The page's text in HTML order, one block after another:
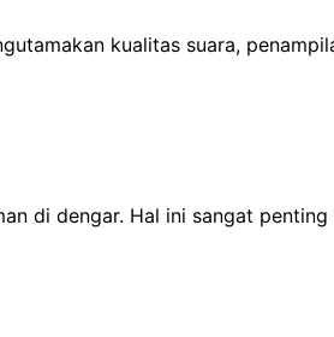
kualitas suara,
di dengar. Hal ini sangat